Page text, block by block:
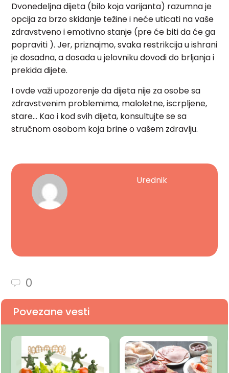
Dvonedeljna dijeta (bilo koja varijanta) razumna je
opcija za brzo skidanje težine i neće uticati na vaše
zdravstveno i emotivno stanje (pre će biti da će ga
popraviti ). Jer, priznajmo, svaka restrikcija u ishrani
je dosadna, a dosada u jelovniku dovodi do brljanja i
prekida dijete.
I ovde važi upozorenje da dijeta nije za osobe sa
zdravstvenim problemima, maloletne, iscrpljene,
stare… Kao i kod svih dijeta, konsultujte se sa
stručnom osobom koja brine o vašem zdravlju.
Urednik
0
Povezane vesti